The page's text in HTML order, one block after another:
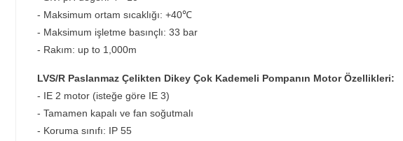
- Maksimum ortam sıcaklığı: +40℃
- Maksimum işletme basınçlı: 33 bar
- Rakım: up to 1,000m
LVS/R Paslanmaz Çelikten Dikey Çok Kademeli Pompanın Motor Özellikleri:
- IE 2 motor (isteğe göre IE 3)
- Tamamen kapalı ve fan soğutmalı
- Koruma sınıfı: IP 55